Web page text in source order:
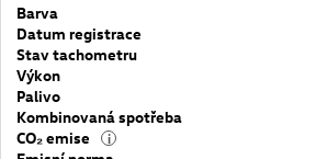
Barva
Datum registrace
Stav tachometru
Výkon
Palivo
Kombinovaná spotřeba
CO₂ emise
i